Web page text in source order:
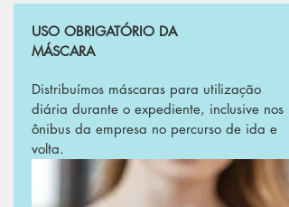
USO OBRIGATÓRIO DA
MÁSCARA
Distribuímos máscaras para utilização
diária durante o expediente, inclusive nos
ônibus da empresa no percurso de ida e
volta.